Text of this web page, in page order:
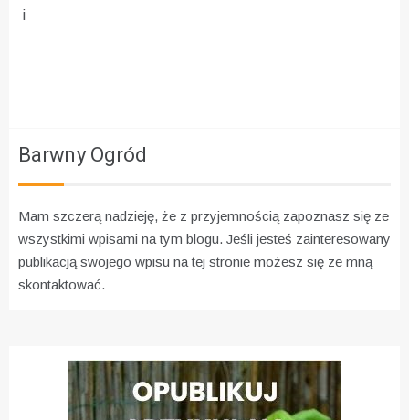
i
Barwny Ogród
Mam szczerą nadzieję, że z przyjemnością zapoznasz się ze
wszystkimi wpisami na tym blogu. Jeśli jesteś zainteresowany
publikacją swojego wpisu na tej stronie możesz się ze mną
skontaktować.